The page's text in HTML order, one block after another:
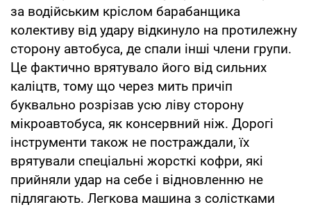
за водійським кріслом барабанщика
колективу від удару відкинуло на протилежну
сторону автобуса, де спали інші члени групи.
Це фактично врятувало його від сильних
каліцтв, тому що через мить причіп
буквально розрізав усю ліву сторону
мікроавтобуса, як консервний ніж. Дорогі
інструменти також не постраждали, їх
врятували спеціальні жорсткі кофри, які
прийняли удар на себе і відновленню не
підлягають. Легкова машина з солістками